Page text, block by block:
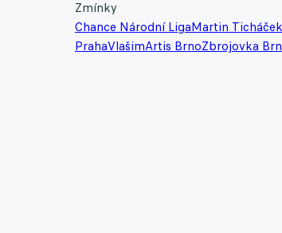
Zmínky
Chance Národní LigaMartin Ticháček
PrahaVlašimArtis BrnoZbrojovka